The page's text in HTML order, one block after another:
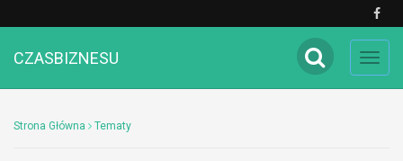
CZASBIZNESU
Strona Główna Tematy